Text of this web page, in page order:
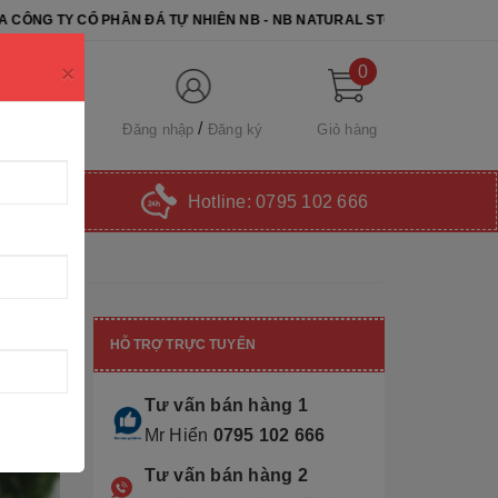
ĐÁ TỰ NHIÊN NB - NB NATURAL STONE. CHÚC QUÝ KHÁCH CHỌN
Đăng nhập Đăng ký
0
Giỏ hàng
Hotline: 0795 102 666
×
HỖ TRỢ TRỰC TUYẾN
Tư vấn bán hàng 1
Mr Hiển 0795 102 666
Tư vấn bán hàng 2